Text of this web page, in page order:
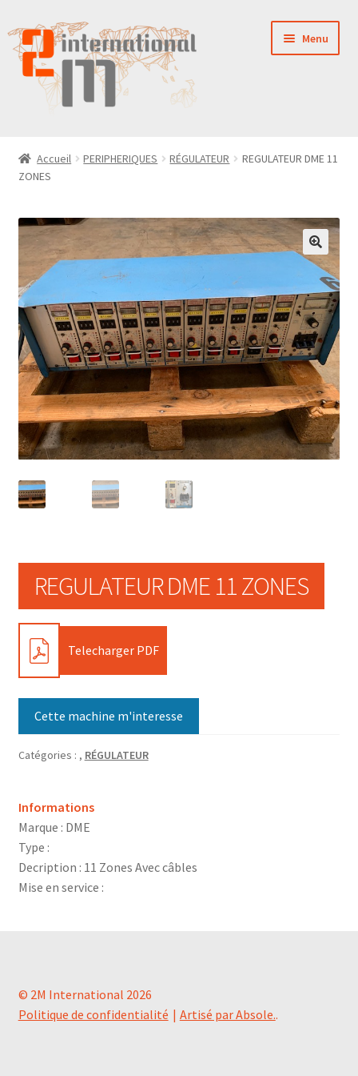
Aller
à
la
navigation
Aller
au
contenu
Menu
NOUVEAUTÉS
VENTES
PIÈCES DÉTACHÉES
CONTACT
Accueil PERIPHERIQUES RÉGULATEUR
REGULATEUR DME 11
ZONES
REGULATEUR DME 11 ZONES
PDF Telecharger PDF
Cette machine m'interesse
Catégories : , RÉGULATEUR
Informations
Marque : DME
Type :
Decription : 11 Zones Avec câbles
Mise en service :
© 2M International 2026
Politique de confidentialité
Artisé par Absole..